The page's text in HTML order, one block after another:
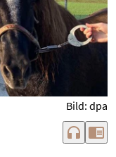
Bild: dpa
headphones chrome_reader_mode